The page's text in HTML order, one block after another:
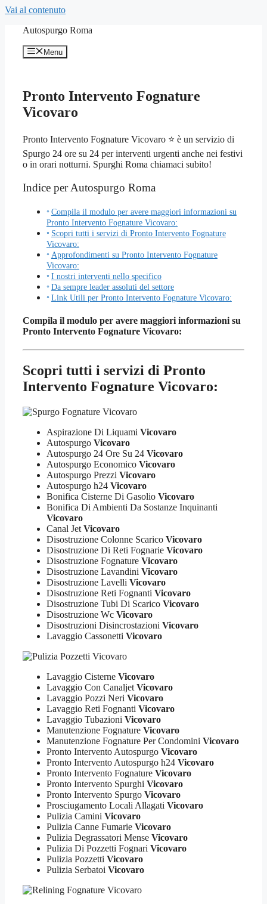
Vai al contenuto
Autospurgo Roma
Menu
Pronto Intervento Fognature
Vicovaro
Pronto Intervento Fognature Vicovaro ⭐ è un servizio di
Spurgo 24 ore su 24 per interventi urgenti anche nei festivi
o in orari notturni. Spurghi Roma chiamaci subito!
Indice per Autospurgo Roma
Compila il modulo per avere maggiori informazioni su
Pronto Intervento Fognature Vicovaro:
Scopri tutti i servizi di Pronto Intervento Fognature
Vicovaro:
Approfondimenti su Pronto Intervento Fognature
Vicovaro:
I nostri interventi nello specifico
Da sempre leader assoluti del settore
Link Utili per Pronto Intervento Fognature Vicovaro:
Compila il modulo per avere maggiori informazioni su
Pronto Intervento Fognature Vicovaro:
Scopri tutti i servizi di Pronto
Intervento Fognature Vicovaro:
Aspirazione Di Liquami Vicovaro
Autospurgo Vicovaro
Autospurgo 24 Ore Su 24 Vicovaro
Autospurgo Economico Vicovaro
Autospurgo Prezzi Vicovaro
Autospurgo h24 Vicovaro
Bonifica Cisterne Di Gasolio Vicovaro
Bonifica Di Ambienti Da Sostanze Inquinanti
Vicovaro
Canal Jet Vicovaro
Disostruzione Colonne Scarico Vicovaro
Disostruzione Di Reti Fognarie Vicovaro
Disostruzione Fognature Vicovaro
Disostruzione Lavandini Vicovaro
Disostruzione Lavelli Vicovaro
Disostruzione Reti Fognanti Vicovaro
Disostruzione Tubi Di Scarico Vicovaro
Disostruzione Wc Vicovaro
Disostruzioni Disincrostazioni Vicovaro
Lavaggio Cassonetti Vicovaro
Lavaggio Cisterne Vicovaro
Lavaggio Con Canaljet Vicovaro
Lavaggio Pozzi Neri Vicovaro
Lavaggio Reti Fognanti Vicovaro
Lavaggio Tubazioni Vicovaro
Manutenzione Fognature Vicovaro
Manutenzione Fognature Per Condomini Vicovaro
Pronto Intervento Autospurgo Vicovaro
Pronto Intervento Autospurgo h24 Vicovaro
Pronto Intervento Fognature Vicovaro
Pronto Intervento Spurghi Vicovaro
Pronto Intervento Spurgo Vicovaro
Prosciugamento Locali Allagati Vicovaro
Pulizia Camini Vicovaro
Pulizia Canne Fumarie Vicovaro
Pulizia Degrassatori Mense Vicovaro
Pulizia Di Pozzetti Fognari Vicovaro
Pulizia Pozzetti Vicovaro
Pulizia Serbatoi Vicovaro